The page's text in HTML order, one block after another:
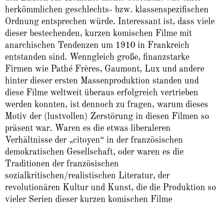
herkömmlichen geschlechts- bzw. klassenspezifischen
Ordnung entsprechen würde. Interessant ist, dass viele
dieser bestechenden, kurzen komischen Filme mit
anarchischen Tendenzen um 1910 in Frankreich
entstanden sind. Wenngleich große, finanzstarke
Firmen wie Pathé Frères, Gaumont, Lux und andere
hinter dieser ersten Massenproduktion standen und
diese Filme weltweit überaus erfolgreich vertrieben
werden konnten, ist dennoch zu fragen, warum dieses
Motiv der (lustvollen) Zerstörung in diesen Filmen so
präsent war. Waren es die etwas liberaleren
Verhältnisse der „citoyen“ in der französischen
demokratischen Gesellschaft, oder waren es die
Traditionen der französischen
sozialkritischen/realistischen Literatur, der
revolutionären Kultur und Kunst, die die Produktion so
vieler Serien dieser kurzen komischen Filme